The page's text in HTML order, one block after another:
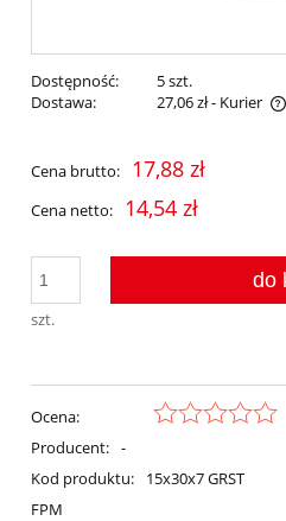
Dostępność:
5 szt.
Dostawa:
27,06 zł- Kurier
Cena nie zawiera ewentualnych
Cena brutto: 17,88 zł
Cena netto: 14,54 zł
szt.
do
Ocena:
Producent: -
Kod produktu:
15x30x7 GRST
FPM